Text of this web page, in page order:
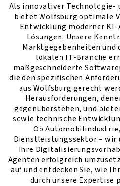
Als innovativer
bietet Wolfsburg optimale
Entwicklung moderner
Lösungen. Unsere
Marktgegebenheiten und
lokalen IT-Branche
maßgeschneiderte
die den spezifischen
aus Wolfsburg gerecht
Herausforderungen,
gegenüberstehen, und
sowie technische
Ob
Dienstleistungssektor – wir
Ihre
Agenten erfolgreich
auf und entdecken Sie, wie
durch unsere Expertise